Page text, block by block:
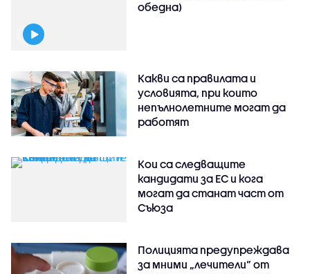
обедна)
Какви са правилата и
условията, при които
непълнолетните могат да
работят
Кои са следващите
кандидати за ЕС и кога
могат да станат част от
Съюза
Полицията предупреждава
за мними „лечители“ от